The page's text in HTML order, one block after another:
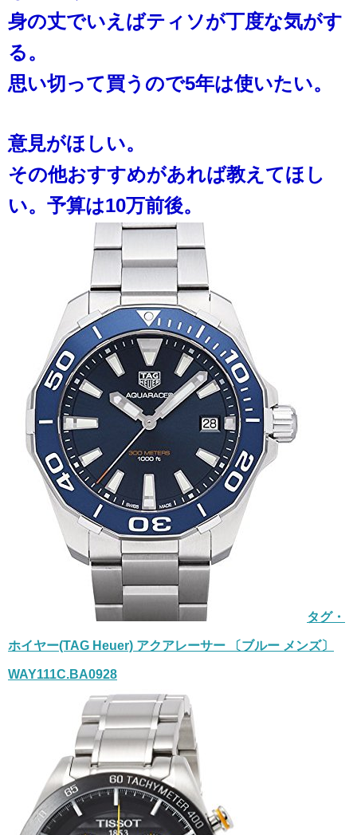
身の丈でいえばティソが丁度な気がす
る。
思い切って買うので5年は使いたい。
意見がほしい。
その他おすすめがあれば教えてほし
い。予算は10万前後。
タグ・
ホイヤー(TAG Heuer) アクアレーサー 〔ブルー メンズ〕
WAY111C.BA0928